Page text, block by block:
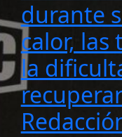
durante
calor, las
la